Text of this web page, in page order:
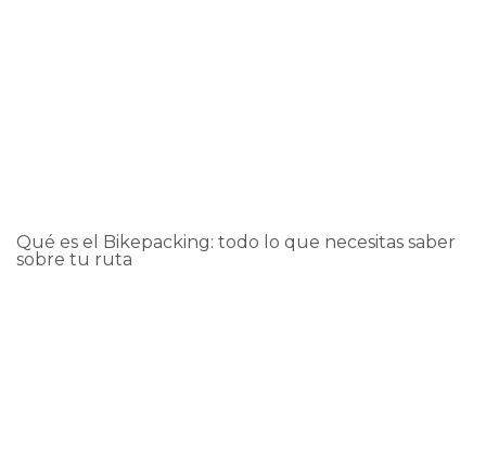
Qué es el Bikepacking: todo lo que necesitas saber
sobre tu ruta